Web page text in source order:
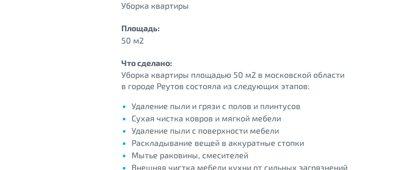
Уборка квартиры
Площадь:
50 м2
Что сделано:
Уборка квартиры площадью 50 м2 в московской области
в городе Реутов состояла из следующих этапов:
Удаление пыли и грязи с полов и плинтусов
Сухая чистка ковров и мягкой мебели
Удаление пыли с поверхности мебели
Раскладывание вещей в аккуратные стопки
Мытье раковины, смесителей
Внешняя чистка мебели кухни от сильных загрязнений